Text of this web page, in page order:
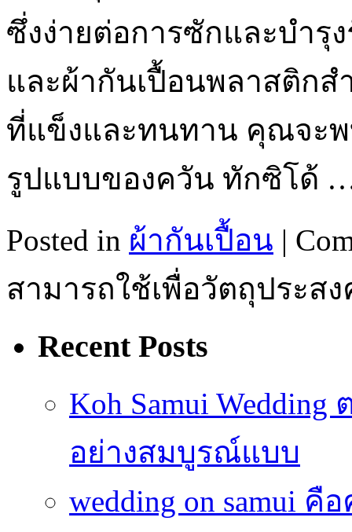
ซึ่งง่ายต่อการซักและบำรุ
และผ้ากันเปื้อนพลาสติกส
ที่แข็งและทนทาน คุณจะ
รูปแบบของควัน ทักซิโด้
Posted in ผ้ากันเปื้อน |
สามารถใช้เพื่อวัตถุประส
Recent Posts
Koh Samui
อย่างสมบูรณ์แบบ
wedding on samui